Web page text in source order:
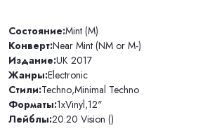
Состояние:Mint (M)
Конверт:Near Mint (NM or M-)
Издание:UK 2017
Жанры:Electronic
Стили:Techno,Minimal Techno
Форматы:1xVinyl,12"
Лейблы:20:20 Vision ()